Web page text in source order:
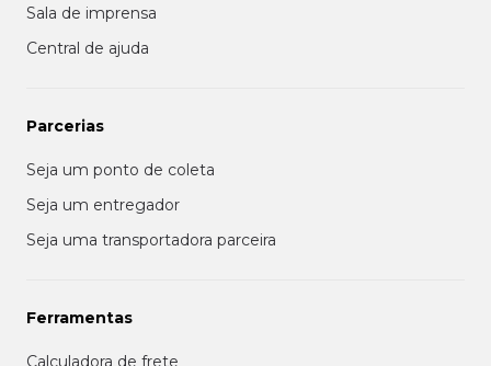
Sala de imprensa
Central de ajuda
Parcerias
Seja um ponto de coleta
Seja um entregador
Seja uma transportadora parceira
Ferramentas
Calculadora de frete